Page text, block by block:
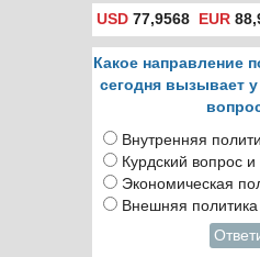
USD 77,9568 EUR
Какое направление
сегодня вызывает
Внутренняя
Курдский вопрос и
Экономическая
Внешняя политика